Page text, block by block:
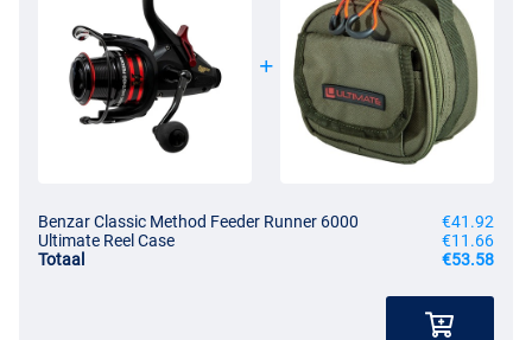
Benzar Classic Method Feeder Runner 6000
€41.92
Ultimate Reel Case
€11.66
Totaal
€53.58